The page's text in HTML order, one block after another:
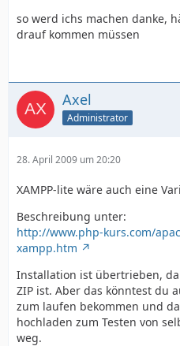
so werd ichs machen danke,
drauf kommen müssen
Axel
Administrator
28. April 2009 um 20:20
XAMPP-lite wäre auch eine
Beschreibung unter:
http://www.php-kurs.com/
xampp.htm
Installation ist übertrieben,
ZIP ist. Aber das könntest du
zum laufen bekommen und
hochladen zum Testen von
weg.